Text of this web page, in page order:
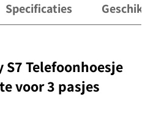
Specificaties Geschikt
S7 Telefoonhoesje
voor 3 pasjes